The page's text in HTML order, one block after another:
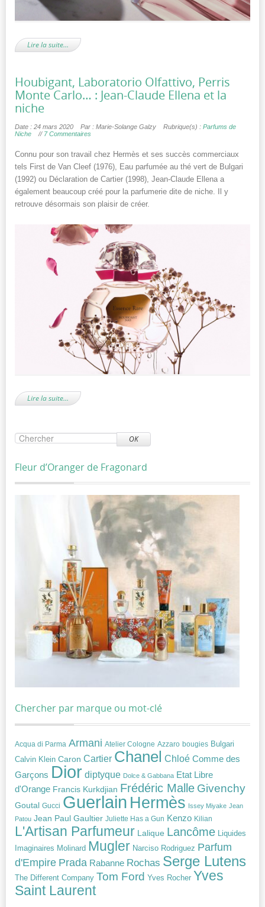
Lire la suite…
Houbigant, Laboratorio Olfattivo, Perris
Monte Carlo… : Jean-Claude Ellena et la
niche
Date : 24 mars 2020 Par : Marie-Solange Galzy Rubrique(s) : Parfums de
Niche
// 7 Commentaires
Connu pour son travail chez Hermès et ses succès commerciaux
tels First de Van Cleef (1976), Eau parfumée au thé vert de Bulgari
(1992) ou Déclaration de Cartier (1998), Jean-Claude Ellena a
également beaucoup créé pour la parfumerie dite de niche. Il y
retrouve désormais son plaisir de créer.
Lire la suite…
OK
Fleur d’Oranger de Fragonard
Chercher par marque ou mot-clé
Acqua di Parma Armani Atelier Cologne Azzaro bougies Bulgari
Calvin Klein Caron Cartier Chanel Chloé Comme des
Garçons Dior diptyque Dolce & Gabbana Etat Libre
d'Orange Francis Kurkdjian Frédéric Malle Givenchy
Goutal Gucci Guerlain Hermès Issey Miyake Jean
Patou Jean Paul Gaultier Juliette Has a Gun Kenzo Kilian
L'Artisan Parfumeur Lalique Lancôme
Liquides
Imaginaires Molinard Mugler Narciso Rodriguez Parfum
d'Empire Prada Rabanne Rochas Serge Lutens
The Different Company Tom Ford Yves Rocher Yves
Saint Laurent